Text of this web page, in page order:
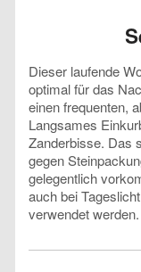
Dieser laufende
optimal für das
einen frequenten,
Langsames
Zanderbisse. Das
gegen
gelegentlich
auch bei
verwendet werden.